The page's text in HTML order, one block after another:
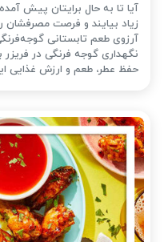
آیا تا به حال برایتان پیش
زیاد بیایند و فرصت مصرفشان
آرزوی طعم تابستانی
نگهداری گوجه فرنگی در فریزر
حفظ عطر، طعم و ارزش غذایی